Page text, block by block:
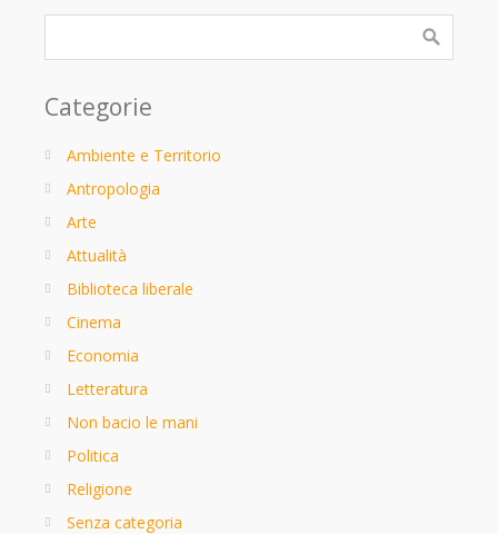
Categorie
Ambiente e Territorio
Antropologia
Arte
Attualità
Biblioteca liberale
Cinema
Economia
Letteratura
Non bacio le mani
Politica
Religione
Senza categoria